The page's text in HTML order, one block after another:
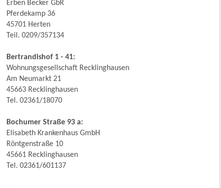
Erben Becker GbR
Pferdekamp 36
45701 Herten
Teil. 0209/357134
Bertrandishof 1 - 41:
Wohnungsgesellschaft Recklinghausen
Am Neumarkt 21
45663 Recklinghausen
Tel. 02361/18070
Bochumer Straße 93 a:
Elisabeth Krankenhaus GmbH
Röntgenstraße 10
45661 Recklinghausen
Tel. 02361/601137